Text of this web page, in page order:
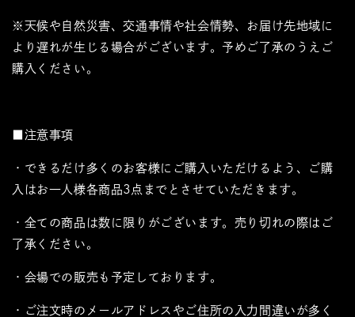
※天候や自然災害、交通事情や社会情勢、お届け先地域に
より遅れが生じる場合がございます。予めご了承のうえご
購入ください。
■注意事項
・できるだけ多くのお客様にご購入いただけるよう、ご購
入はお一人様各商品3点までとさせていただきます。
・全ての商品は数に限りがございます。売り切れの際はご
了承ください。
・会場での販売も予定しております。
・ご注文時のメールアドレスやご住所の入力間違いが多く